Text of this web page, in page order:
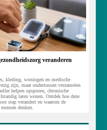
veranderen
kleding, woningen en medische
zijn, maar ondertussen verzamelen
helpen opsporen, chronische
laten wonen. Ontdek hoe deze
stap verandert en waarom de
denken.